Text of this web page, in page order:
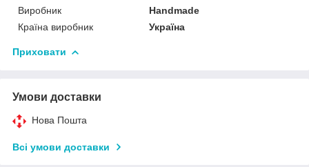
Виробник
Handmade
Країна виробник
Україна
Приховати
Умови доставки
Нова Пошта
Всі умови доставки